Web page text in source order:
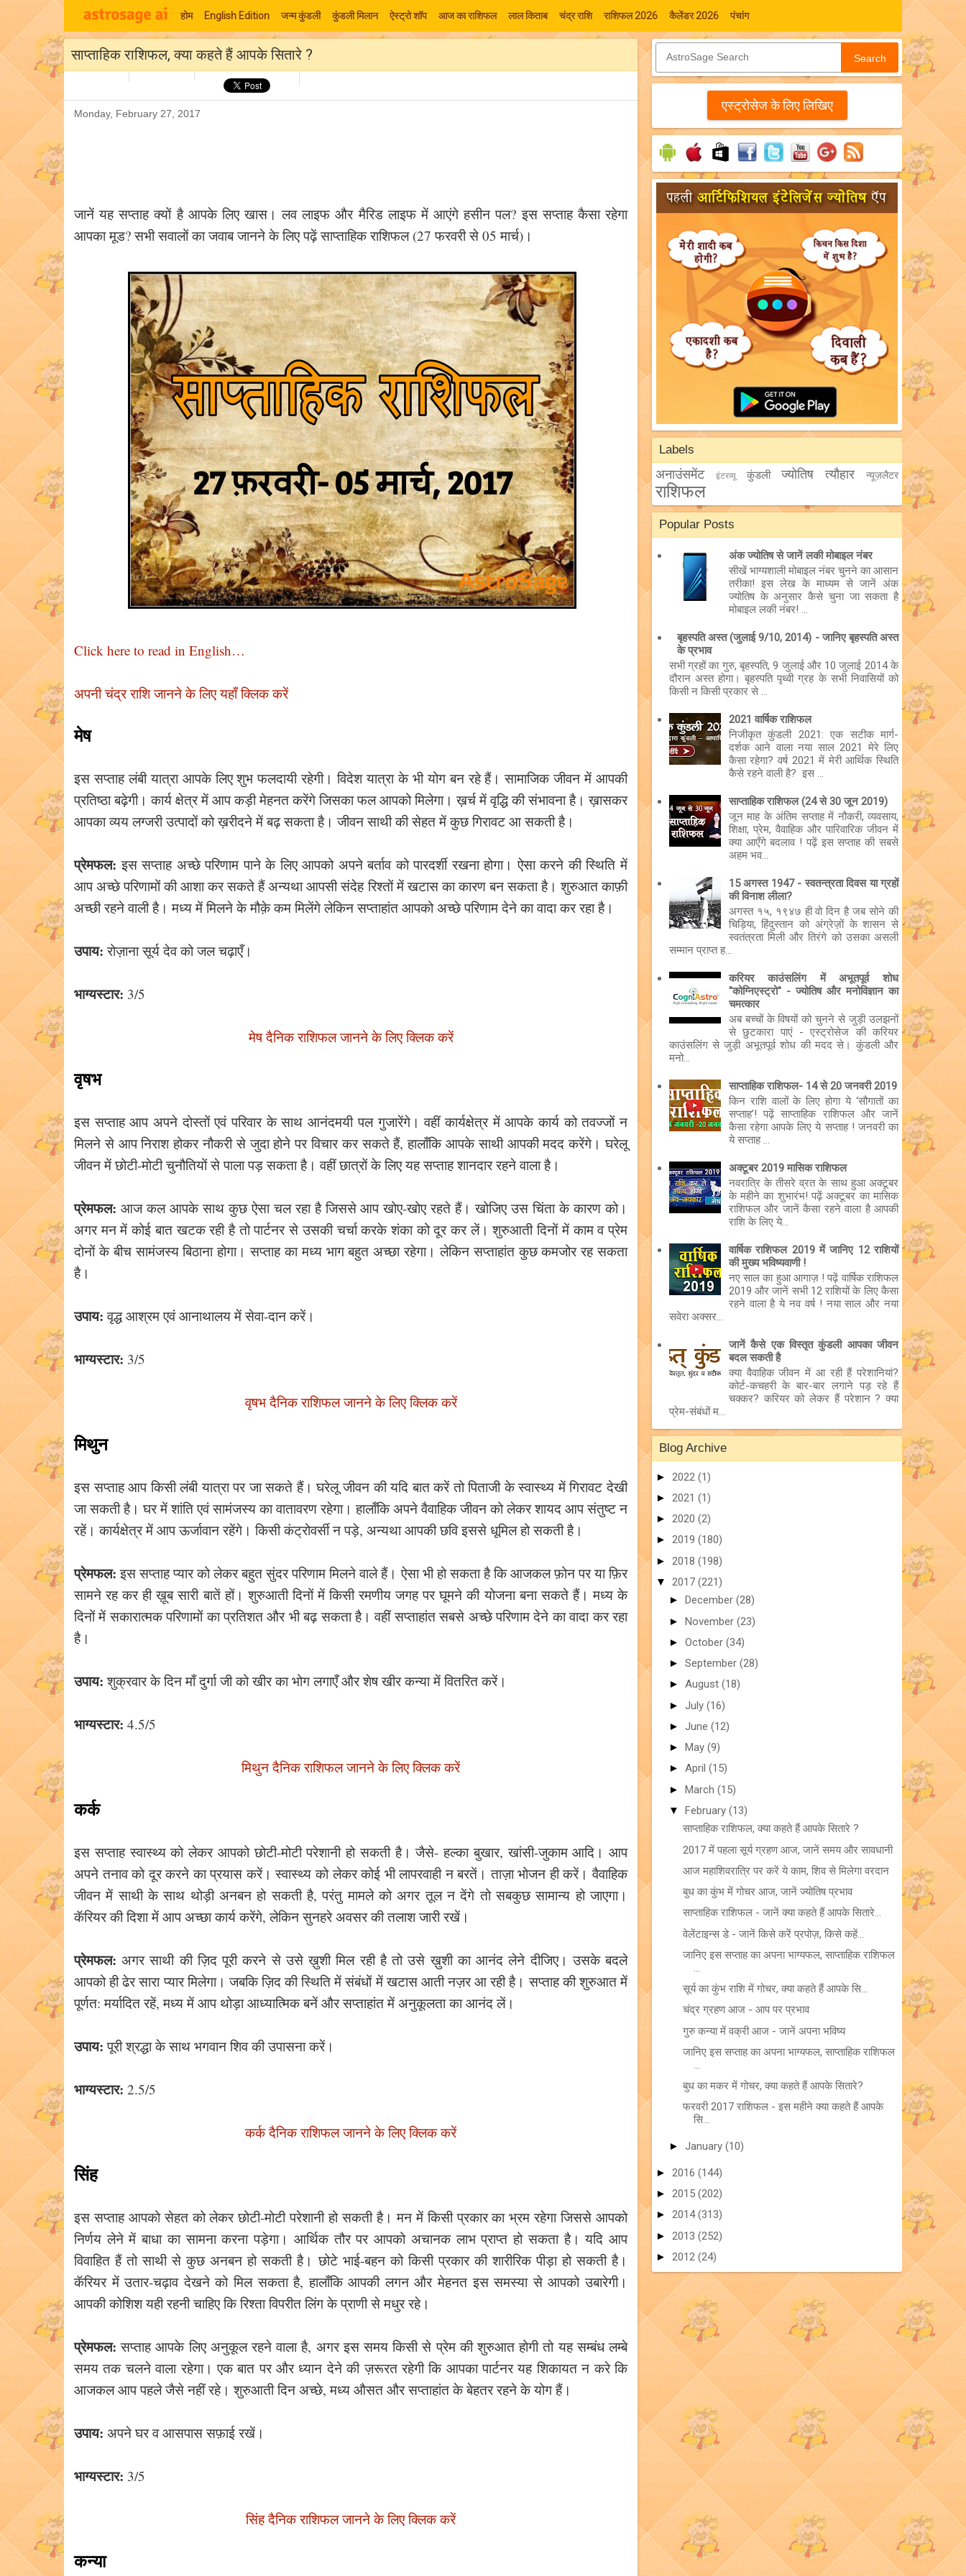
होम English Edition जन्म कुंडली कुंडली मिलान ऐस्ट्रो शॉप आज का राशिफल लाल किताब चंद्र राशि राशिफल 2026 कैलेंडर 2026 पंचांग
साप्ताहिक राशिफल, क्या कहते हैं आपके सितारे ?
Monday, February 27, 2017
जानें यह सप्ताह क्यों है आपके लिए खास। लव लाइफ और मैरिड लाइफ में आएंगे हसीन पल? इस सप्ताह कैसा रहेगा
आपका मूड? सभी सवालों का जवाब जानने के लिए पढ़ें साप्ताहिक राशिफल (27 फरवरी से 05 मार्च)।
Click here to read in English…
अपनी चंद्र राशि जानने के लिए यहाँ क्लिक करें
मेष
इस सप्ताह लंबी यात्रा आपके लिए शुभ फलदायी रहेगी। विदेश यात्रा के भी योग बन रहे हैं। सामाजिक जीवन में आपकी
प्रतिष्ठा बढ़ेगी। कार्य क्षेत्र में आप कड़ी मेहनत करेंगे जिसका फल आपको मिलेगा। ख़र्च में वृद्धि की संभावना है। ख़ासकर
आपका व्यय लग्जरी उत्पादों को ख़रीदने में बढ़ सकता है। जीवन साथी की सेहत में कुछ गिरावट आ सकती है।
प्रेमफल: इस सप्ताह अच्छे परिणाम पाने के लिए आपको अपने बर्ताव को पारदर्शी रखना होगा। ऐसा करने की स्थिति में
आप अच्छे परिणामों की आशा कर सकते हैं अन्यथा आपसी संदेह रिश्तों में खटास का कारण बन सकता है। शुरुआत काफ़ी
अच्छी रहने वाली है। मध्य में मिलने के मौक़े कम मिलेंगे लेकिन सप्ताहांत आपको अच्छे परिणाम देने का वादा कर रहा है।
उपाय: रोज़ाना सूर्य देव को जल चढ़ाएँ।
भाग्यस्टार: 3/5
मेष दैनिक राशिफल जानने के लिए क्लिक करें
वृषभ
इस सप्ताह आप अपने दोस्तों एवं परिवार के साथ आनंदमयी पल गुजारेंगे। वहीं कार्यक्षेत्र में आपके कार्य को तवज्जों न
मिलने से आप निराश होकर नौकरी से जुदा होने पर विचार कर सकते हैं, हालाँकि आपके साथी आपकी मदद करेंगे। घरेलू
जीवन में छोटी-मोटी चुनौतियों से पाला पड़ सकता है। वहीं छात्रों के लिए यह सप्ताह शानदार रहने वाला है।
प्रेमफल: आज कल आपके साथ कुछ ऐसा चल रहा है जिससे आप खोए-खोए रहते हैं। खोजिए उस चिंता के कारण को।
अगर मन में कोई बात खटक रही है तो पार्टनर से उसकी चर्चा करके शंका को दूर कर लें। शुरुआती दिनों में काम व प्रेम
दोनों के बीच सामंजस्य बिठाना होगा। सप्ताह का मध्य भाग बहुत अच्छा रहेगा। लेकिन सप्ताहांत कुछ कमजोर रह सकता
है।
उपाय: वृद्ध आश्रम एवं आनाथालय में सेवा-दान करें।
भाग्यस्टार: 3/5
वृषभ दैनिक राशिफल जानने के लिए क्लिक करें
मिथुन
इस सप्ताह आप किसी लंबी यात्रा पर जा सकते हैं। घरेलू जीवन की यदि बात करें तो पिताजी के स्वास्थ्य में गिरावट देखी
जा सकती है। घर में शांति एवं सामंजस्य का वातावरण रहेगा। हालाँकि अपने वैवाहिक जीवन को लेकर शायद आप संतुष्ट न
रहें। कार्यक्षेत्र में आप ऊर्जावान रहेंगे। किसी कंट्रोवर्सी न पड़े, अन्यथा आपकी छवि इससे धूमिल हो सकती है।
प्रेमफल: इस सप्ताह प्यार को लेकर बहुत सुंदर परिणाम मिलने वाले हैं। ऐसा भी हो सकता है कि आजकल फ़ोन पर या फ़िर
सामने रह कर ही ख़ूब सारी बातें हों। शुरुआती दिनों में किसी रमणीय जगह पर घूमने की योजना बना सकते हैं। मध्य के
दिनों में सकारात्मक परिणामों का प्रतिशत और भी बढ़ सकता है। वहीं सप्ताहांत सबसे अच्छे परिणाम देने का वादा कर रहा
है।
उपाय: शुक्रवार के दिन माँ दुर्गा जी को खीर का भोग लगाएँ और शेष खीर कन्या में वितरित करें।
भाग्यस्टार: 4.5/5
मिथुन दैनिक राशिफल जानने के लिए क्लिक करें
कर्क
इस सप्ताह स्वास्थ्य को लेकर आपको छोटी-मोटी परेशानी हो सकती है। जैसे- हल्का बुखार, खांसी-जुकाम आदि। आप
अपने तनाव को दूर करने का प्रयास करें। स्वास्थ्य को लेकर कोई भी लापरवाही न बरतें। ताज़ा भोजन ही करें। वैवाहिक
जीवन में साथी के साथ थोड़ी अनबन हो सकती है, परंतु मामले को अगर तूल न देंगे तो सबकुछ सामान्य हो जाएगा।
कॅरियर की दिशा में आप अच्छा कार्य करेंगे, लेकिन सुनहरे अवसर की तलाश जारी रखें।
प्रेमफल: अगर साथी की ज़िद पूरी करने से उसे ख़ुशी मिल रही है तो उसे ख़ुशी का आनंद लेने दीजिए। उसके बदले
आपको ही ढेर सारा प्यार मिलेगा। जबकि ज़िद की स्थिति में संबंधों में खटास आती नज़र आ रही है। सप्ताह की शुरुआत में
पूर्णत: मर्यादित रहें, मध्य में आप थोड़ा आध्यात्मिक बनें और सप्ताहांत में अनुकूलता का आनंद लें।
उपाय: पूरी श्रद्धा के साथ भगवान शिव की उपासना करें।
भाग्यस्टार: 2.5/5
कर्क दैनिक राशिफल जानने के लिए क्लिक करें
सिंह
इस सप्ताह आपको सेहत को लेकर छोटी-मोटी परेशानी हो सकती है। मन में किसी प्रकार का भ्रम रहेगा जिससे आपको
निर्णय लेने में बाधा का सामना करना पड़ेगा। आर्थिक तौर पर आपको अचानक लाभ प्राप्त हो सकता है। यदि आप
विवाहित हैं तो साथी से कुछ अनबन हो सकती है। छोटे भाई-बहन को किसी प्रकार की शारीरिक पीड़ा हो सकती है।
कॅरियर में उतार-चढ़ाव देखने को मिल सकता है, हालाँकि आपकी लगन और मेहनत इस समस्या से आपको उबारेगी।
आपकी कोशिश यही रहनी चाहिए कि रिश्ता विपरीत लिंग के प्राणी से मधुर रहे।
प्रेमफल: सप्ताह आपके लिए अनुकूल रहने वाला है, अगर इस समय किसी से प्रेम की शुरुआत होगी तो यह सम्बंध लम्बे
समय तक चलने वाला रहेगा। एक बात पर और ध्यान देने की ज़रूरत रहेगी कि आपका पार्टनर यह शिकायत न करे कि
आजकल आप पहले जैसे नहीं रहे। शुरुआती दिन अच्छे, मध्य औसत और सप्ताहांत के बेहतर रहने के योग हैं।
उपाय: अपने घर व आसपास सफ़ाई रखें।
भाग्यस्टार: 3/5
सिंह दैनिक राशिफल जानने के लिए क्लिक करें
कन्या
Search
एस्‍ट्रोसेज के लिए लिखिए
Labels
अनाउंसमेंट इंटरव्यू कुंडली ज्योतिष त्यौहार न्यूज़लैटर
राशिफल
Popular Posts
अंक ज्योतिष से जानें लकी मोबाइल नंबर
सीखें भाग्यशाली मोबाइल नंबर चुनने का आसान
तरीका! इस लेख के माध्यम से जानें अंक
ज्योतिष के अनुसार कैसे चुना जा सकता है
मोबाइल लकी नंबर! ...
बृहस्पति अस्त (जुलाई 9/10, 2014) - जानिए बृहस्पति अस्त
के प्रभाव
सभी ग्रहों का गुरु, बृहस्पति, 9 जुलाई और 10 जुलाई 2014 के
दौरान अस्त होगा। बृहस्पति पृथ्वी ग्रह के सभी निवासियों को
किसी न किसी प्रकार से ...
2021 वार्षिक राशिफल
निजीकृत कुंडली 2021: एक सटीक मार्ग-
दर्शक आने वाला नया साल 2021 मेरे लिए
कैसा रहेगा? वर्ष 2021 में मेरी आर्थिक स्थिति
कैसे रहने वाली है? इस ...
साप्ताहिक राशिफल (24 से 30 जून 2019)
जून माह के अंतिम सप्ताह में नौकरी, व्यवसाय,
शिक्षा, प्रेम, वैवाहिक और पारिवारिक जीवन में
क्या आएँगे बदलाव ! पढ़ें इस सप्ताह की सबसे
अहम भव...
15 अगस्त 1947 - स्वतन्त्रता दिवस या ग्रहों
की विनाश लीला?
अगस्त १५, १९४७ ही वो दिन है जब सोने की
चिड़िया, हिंदुस्तान को अंग्रेज़ों के शासन से
स्वतंत्रता मिली और तिरंगे को उसका असली
सम्मान प्राप्त ह...
करियर काउंसलिंग में अभूतपूर्व शोध
"कोग्निएस्ट्रो" - ज्योतिष और मनोविज्ञान का
चमत्कार
अब बच्चों के विषयों को चुनने से जुड़ी उलझनों
से छुटकारा पाएं - एस्ट्रोसेज की करियर
काउंसलिंग से जुड़ी अभूतपूर्व शोध की मदद से। कुंडली और
मनो...
साप्ताहिक राशिफल- 14 से 20 जनवरी 2019
किन राशि वालों के लिए होगा ये ‘सौगातों का
सप्ताह’! पढ़ें साप्ताहिक राशिफल और जानें
कैसा रहेगा आपके लिए ये सप्ताह ! जनवरी का
ये सप्ताह ...
अक्टूबर 2019 मासिक राशिफल
नवरात्रि के तीसरे व्रत के साथ हुआ अक्टूबर
के महीने का शुभारंभ! पढ़ें अक्टूबर का मासिक
राशिफल और जानें कैसा रहने वाला है आपकी
राशि के लिए ये...
वार्षिक राशिफल 2019 में जानिए 12 राशियों
की मुख्य भविष्यवाणी !
नए साल का हुआ आगाज़ ! पढ़ें वार्षिक राशिफल
2019 और जानें सभी 12 राशियों के लिए कैसा
रहने वाला है ये नव वर्ष ! नया साल और नया
सवेरा अक्सर...
जानें कैसे एक विस्तृत कुंडली आपका जीवन
बदल सकती है
क्या वैवाहिक जीवन में आ रही हैं परेशानियां?
कोर्ट-कचहरी के बार-बार लगाने पड़ रहे हैं
चक्कर? करियर को लेकर हैं परेशान ? क्या
प्रेम-संबंधों म...
Blog Archive
► 2022 (1)
► 2021 (1)
► 2020 (2)
► 2019 (180)
► 2018 (198)
▼ 2017 (221)
► December (28)
► November (23)
► October (34)
► September (28)
► August (18)
► July (16)
► June (12)
► May (9)
► April (15)
► March (15)
▼ February (13)
साप्ताहिक राशिफल, क्या कहते हैं आपके सितारे ?
2017 में पहला सूर्य ग्रहण आज, जानें समय और सावधानी
आज महाशिवरात्रि पर करें ये काम, शिव से मिलेगा वरदान
बुध का कुंभ में गोचर आज, जानें ज्योतिष प्रभाव
साप्ताहिक राशिफल - जानें क्या कहते हैं आपके सितारे...
वेलेंटाइन्स डे - जानें किसे करें प्रपोज़, किसे कहें...
जानिए इस सप्ताह का अपना भाग्यफल, साप्ताहिक राशिफल
...
सूर्य का कुंभ राशि में गोचर, क्या कहते हैं आपके सि...
चंद्र ग्रहण आज - आप पर प्रभाव
गुरु कन्या में वक्री आज - जानें अपना भविष्य
जानिए इस सप्ताह का अपना भाग्यफल, साप्ताहिक राशिफल
...
बुध का मकर में गोचर, क्या कहते हैं आपके सितारे?
फरवरी 2017 राशिफल - इस महीने क्या कहते हैं आपके
सि...
► January (10)
► 2016 (144)
► 2015 (202)
► 2014(313)
► 2013 (252)
► 2012 (24)